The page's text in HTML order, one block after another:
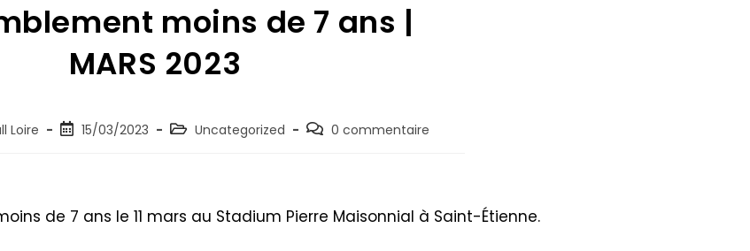
moins de 7 ans |
MARS 2023
Loire 15/03/2023 Uncategorized 0 commentaire
de 7 ans le 11 mars au Stadium Pierre Maisonnial à Saint-Étienne.